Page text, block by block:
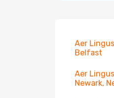
Aer
Belfast
Aer
Newark,